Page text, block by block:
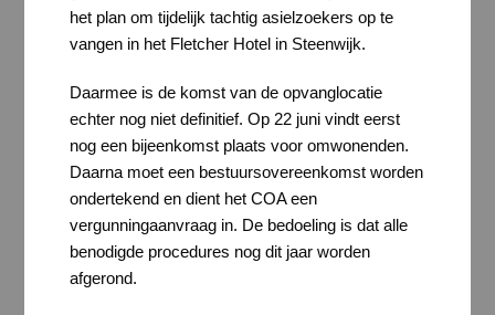
het plan om tijdelijk tachtig asielzoekers op te
vangen in het Fletcher Hotel in Steenwijk.
Daarmee is de komst van de opvanglocatie
echter nog niet definitief. Op 22 juni vindt eerst
nog een bijeenkomst plaats voor omwonenden.
Daarna moet een bestuursovereenkomst worden
ondertekend en dient het COA een
vergunningaanvraag in. De bedoeling is dat alle
benodigde procedures nog dit jaar worden
afgerond.